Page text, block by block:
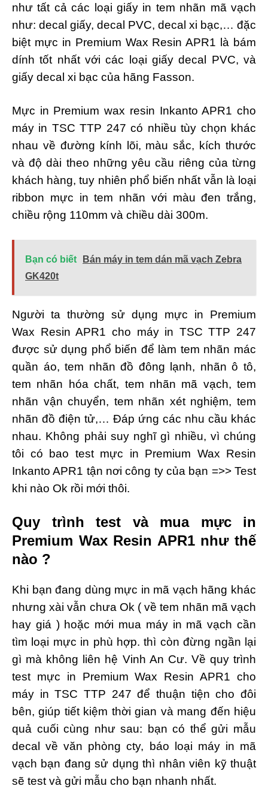
như tất cả các loại giấy in tem nhãn mã vạch
như: decal giấy, decal PVC, decal xi bạc,… đặc
biệt mực in Premium Wax Resin APR1 là bám
dính tốt nhất với các loại giấy decal PVC, và
giấy decal xi bạc của hãng Fasson.
Mực in Premium wax resin Inkanto APR1 cho
máy in TSC TTP 247 có nhiều tùy chọn khác
nhau về đường kính lõi, màu sắc, kích thước
và độ dài theo những yêu cầu riêng của từng
khách hàng, tuy nhiên phổ biến nhất vẫn là loại
ribbon mực in tem nhãn với màu đen trắng,
chiều rộng 110mm và chiều dài 300m.
Bạn có biết
Bán máy in tem dán mã vạch Zebra
GK420t
Người ta thường sử dụng mực in Premium
Wax Resin APR1 cho máy in TSC TTP 247
được sử dụng phổ biến để làm tem nhãn mác
quần áo, tem nhãn đồ đông lạnh, nhãn ô tô,
tem nhãn hóa chất, tem nhãn mã vạch, tem
nhãn vận chuyển, tem nhãn xét nghiệm, tem
nhãn đồ điện tử,… Đáp ứng các nhu cầu khác
nhau. Không phải suy nghĩ gì nhiều, vì chúng
tôi có bao test mực in Premium Wax Resin
Inkanto APR1 tận nơi công ty của bạn =>> Test
khi nào Ok rồi mới thôi.
Quy trình test và mua mực in
Premium Wax Resin APR1 như thế
nào ?
Khi bạn đang dùng mực in mã vạch hãng khác
nhưng xài vẫn chưa Ok ( về tem nhãn mã vạch
hay giá ) hoặc mới mua máy in mã vạch cần
tìm loại mực in phù hợp. thì còn đừng ngần lại
gì mà không liên hệ Vinh An Cư. Về quy trình
test mực in Premium Wax Resin APR1 cho
máy in TSC TTP 247 để thuận tiện cho đôi
bên, giúp tiết kiệm thời gian và mang đến hiệu
quả cuối cùng như sau: bạn có thể gửi mẫu
decal về văn phòng cty, báo loại máy in mã
vạch bạn đang sử dụng thì nhân viên kỹ thuật
sẽ test và gửi mẫu cho bạn nhanh nhất.